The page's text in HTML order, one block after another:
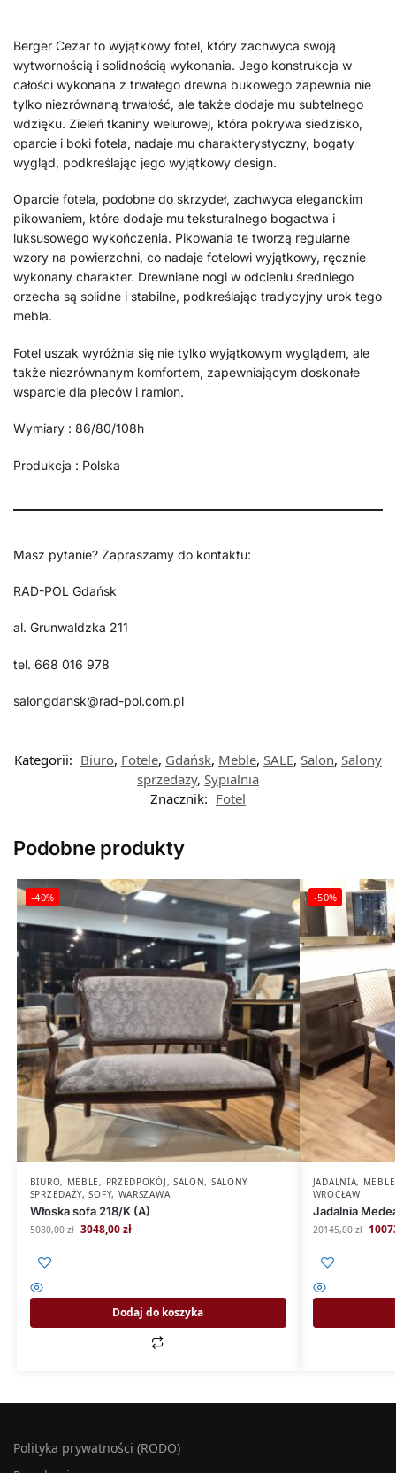
Berger Cezar to wyjątkowy fotel, który zachwyca swoją
wytwornością i solidnością wykonania. Jego konstrukcja w
całości wykonana z trwałego drewna bukowego zapewnia nie
tylko niezrównaną trwałość, ale także dodaje mu subtelnego
wdzięku. Zieleń tkaniny welurowej, która pokrywa siedzisko,
oparcie i boki fotela, nadaje mu charakterystyczny, bogaty
wygląd, podkreślając jego wyjątkowy design.
Oparcie fotela, podobne do skrzydeł, zachwyca eleganckim
pikowaniem, które dodaje mu teksturalnego bogactwa i
luksusowego wykończenia. Pikowania te tworzą regularne
wzory na powierzchni, co nadaje fotelowi wyjątkowy, ręcznie
wykonany charakter. Drewniane nogi w odcieniu średniego
orzecha są solidne i stabilne, podkreślając tradycyjny urok tego
mebla.
Fotel uszak wyróżnia się nie tylko wyjątkowym wyglądem, ale
także niezrównanym komfortem, zapewniającym doskonałe
wsparcie dla pleców i ramion.
Wymiary : 86/80/108h
Produkcja : Polska
Masz pytanie? Zapraszamy do kontaktu:
RAD-POL Gdańsk
al. Grunwaldzka 211
tel. 668 016 978
salongdansk@rad-pol.com.pl
Kategorii: Biuro, Fotele, Gdańsk, Meble, SALE, Salon, Salony
sprzedaży, Sypialnia
Znacznik: Fotel
Podobne produkty
-40%
BIURO, MEBLE, PRZEDPOKÓJ, SALON, SALONY
SPRZEDAŻY,SOFY, WARSZAWA
Włoska sofa 218/K (A)
5080,00zł 3048,00zł
Dodaj do koszyka
-50%
JADALNIA, MEBLE
WROCŁAW
Jadalnia
20145,00zł
Polityka prywatności (RODO)